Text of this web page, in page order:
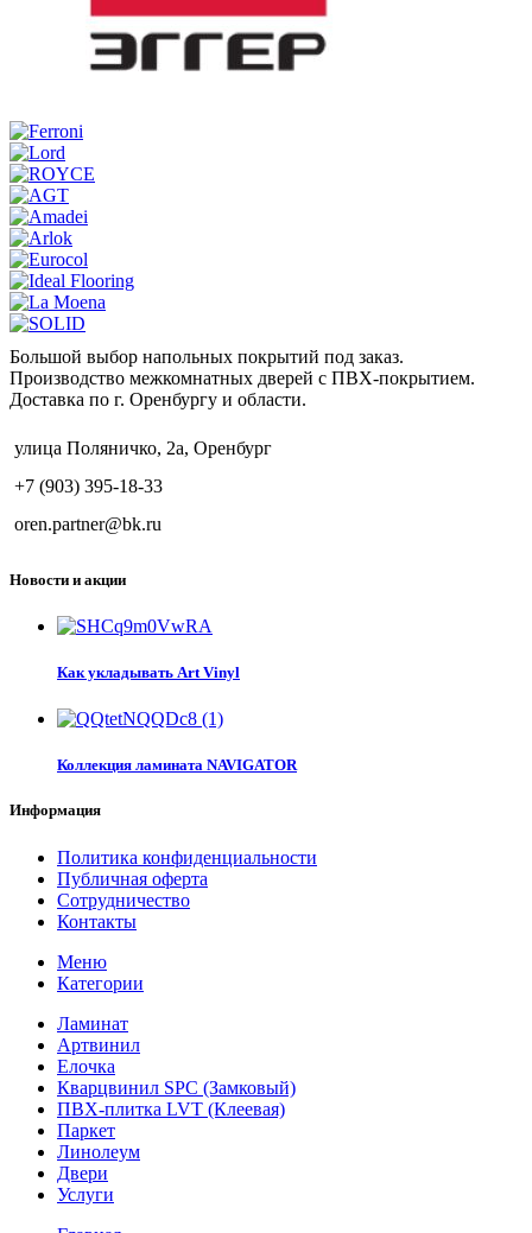
Большой выбор напольных покрытий под заказ.
Производство межкомнатных дверей с ПВХ-покрытием.
Доставка по г. Оренбургу и области.
улица Поляничко, 2а, Оренбург
+7 (903) 395-18-33
oren.partner@bk.ru
Новости и акции
Как укладывать Art Vinyl
Коллекция ламината NAVIGATOR
Информация
Политика конфиденциальности
Публичная оферта
Сотрудничество
Контакты
Меню
Категории
Ламинат
Артвинил
Елочка
Кварцвинил SPC (Замковый)
ПВХ-плитка LVT (Клеевая)
Паркет
Линолеум
Двери
Услуги